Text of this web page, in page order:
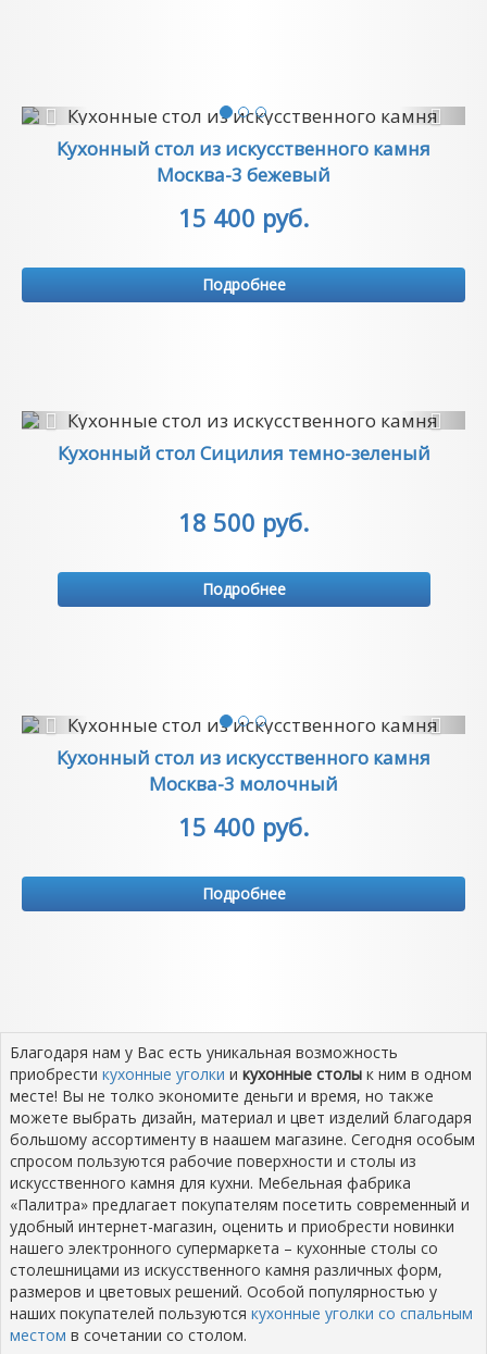
Previous Next
Кухонный стол из искусственного камня
Москва-3 бежевый
15 400 руб.
Подробнее
Previous Next
Кухонный стол Сицилия темно-зеленый
18 500 руб.
Подробнее
Previous Next
Кухонный стол из искусственного камня
Москва-3 молочный
15 400 руб.
Подробнее
Благодаря нам у Вас есть уникальная возможность
приобрести кухонные уголки и кухонные столы к ним в одном
месте! Вы не толко экономите деньги и время, но также
можете выбрать дизайн, материал и цвет изделий благодаря
большому ассортименту в наашем магазине. Сегодня особым
спросом пользуются рабочие поверхности и столы из
искусственного камня для кухни. Мебельная фабрика
«Палитра» предлагает покупателям посетить современный и
удобный интернет-магазин, оценить и приобрести новинки
нашего электронного супермаркета – кухонные столы со
столешницами из искусственного камня различных форм,
размеров и цветовых решений. Особой популярностью у
наших покупателей пользуются кухонные уголки со спальным
местом в сочетании со столом.